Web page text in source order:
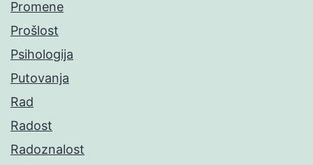
Promene
Prošlost
Psihologija
Putovanja
Rad
Radost
Radoznalost